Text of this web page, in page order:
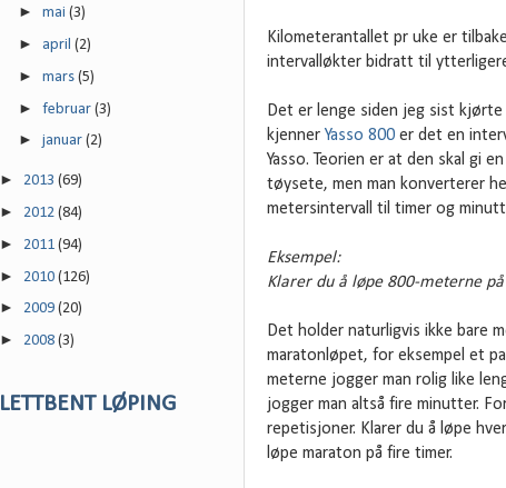
Kilometerantallet pr uke er
intervalløkter bidratt til
Det er lenge siden jeg sist
kjenner Yasso 800 er det en
Yasso. Teorien er at den skal gi
tøysete, men man konverterer
metersintervall til timer og
Eksempel:
Klarer du å løpe 800-meterne
Det holder naturligvis ikke bare
maratonløpet, for eksempel et
meterne jogger man rolig like
jogger man altså fire minutter.
repetisjoner. Klarer du å løpe
løpe maraton på fire timer.
►mai(3)
►april(2)
►mars(5)
►februar(3)
►januar(2)
► 2013 (69)
► 2012 (84)
► 2011 (94)
► 2010 (126)
► 2009 (20)
► 2008 (3)
LETTBENT LØPING